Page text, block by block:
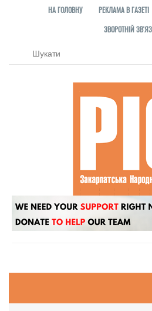
НА ГОЛОВНУ РЕКЛАМА В ГАЗЕТІ
ЗВОРОТНІЙ